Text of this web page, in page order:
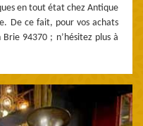
en tout état chez Antique
De ce fait, pour vos achats
Brie 94370 ; n’hésitez plus à